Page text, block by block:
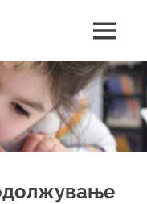
MENU